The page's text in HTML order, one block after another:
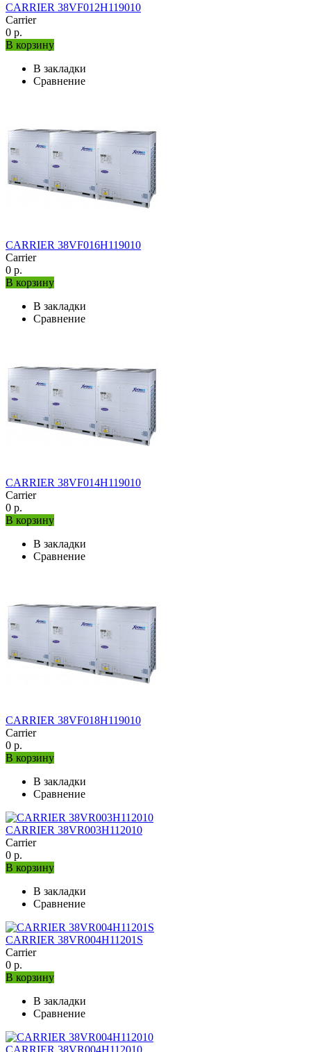
CARRIER 38VF012H119010
Carrier
0 р.
В корзину
В закладки
Сравнение
CARRIER 38VF016H119010
Carrier
0 р.
В корзину
В закладки
Сравнение
CARRIER 38VF014H119010
Carrier
0 р.
В корзину
В закладки
Сравнение
CARRIER 38VF018H119010
Carrier
0 р.
В корзину
В закладки
Сравнение
CARRIER 38VR003H112010
Carrier
0 р.
В корзину
В закладки
Сравнение
CARRIER 38VR004H11201S
Carrier
0 р.
В корзину
В закладки
Сравнение
CARRIER 38VR004H112010